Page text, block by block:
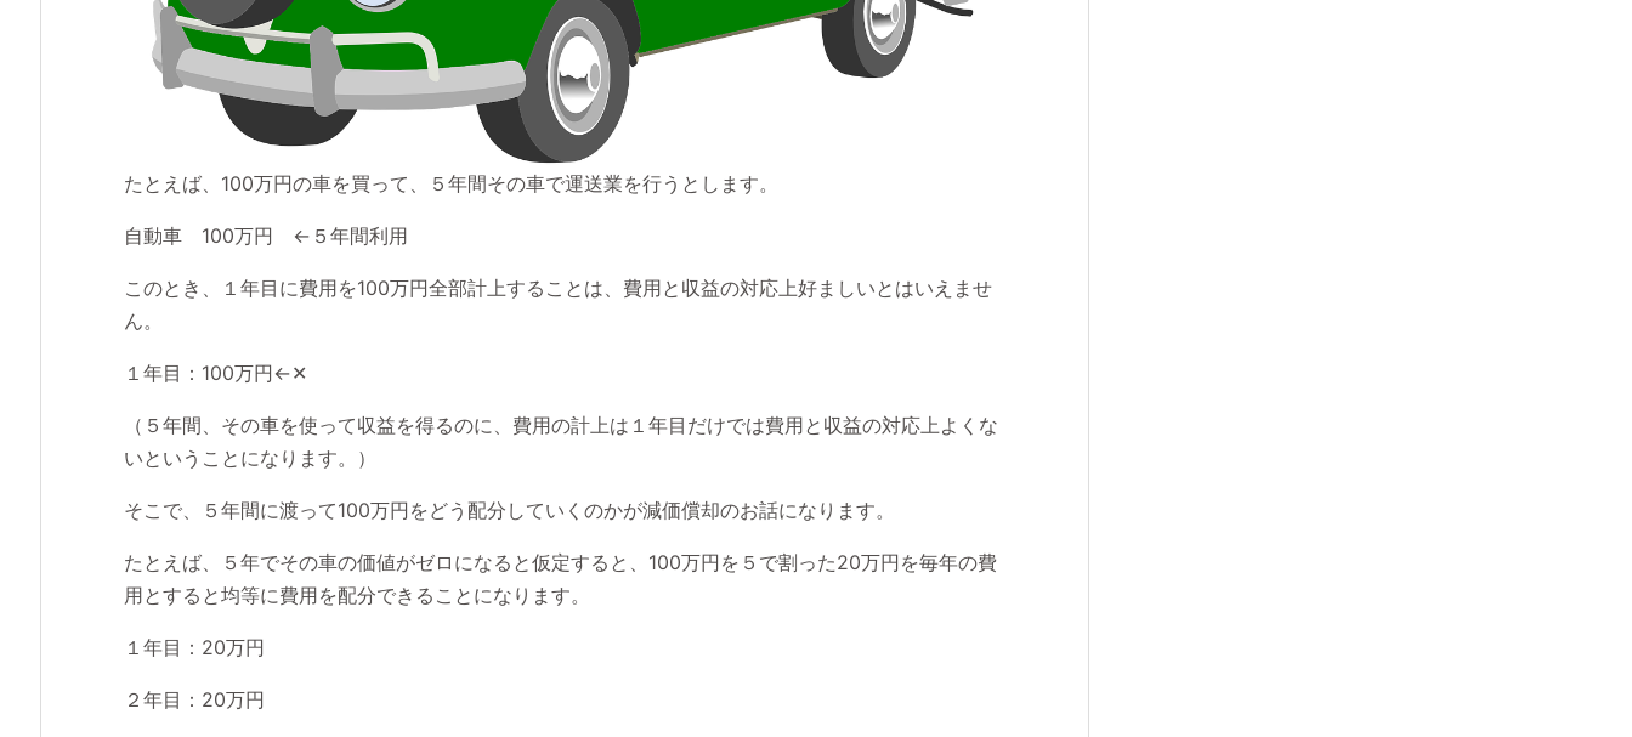
たとえば、100万円の車を買って、５年間その車で運送業を行うとします。
自動車 100万円 ←５年間利用
このとき、１年目に費用を100万円全部計上することは、費用と収益の対応上好ましいとはいえませ
ん。
１年目：100万円←✕
（５年間、その車を使って収益を得るのに、費用の計上は１年目だけでは費用と収益の対応上よくな
いということになります。）
そこで、５年間に渡って100万円をどう配分していくのかが減価償却のお話になります。
たとえば、５年でその車の価値がゼロになると仮定すると、100万円を５で割った20万円を毎年の費
用とすると均等に費用を配分できることになります。
１年目：20万円
２年目：20万円